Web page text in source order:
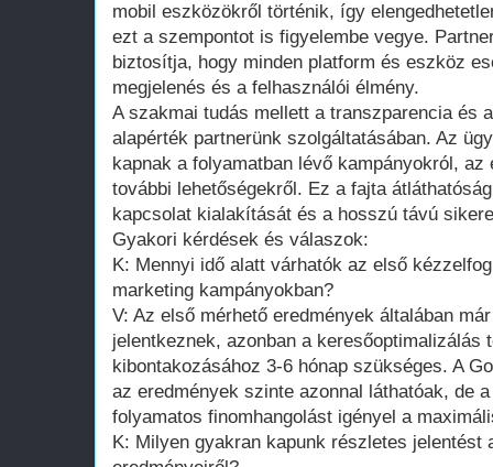
mobil eszközökről történik, így
ezt a szempontot is figyelembe vegye.
biztosítja, hogy minden platform és eszköz
megjelenés és a felhasználói élmény.
A szakmai tudás mellett a transzparencia és
alapérték partnerünk szolgáltatásában. Az
kapnak a folyamatban lévő kampányokról,
további lehetőségekről. Ez a fajta
kapcsolat kialakítását és a hosszú távú
Gyakori kérdések és válaszok:
K: Mennyi idő alatt várhatók az első
marketing kampányokban?
V: Az első mérhető eredmények általában
jelentkeznek, azonban a keresőoptimalizálás
kibontakozásához 3-6 hónap szükséges. A
az eredmények szinte azonnal láthatóak, de
folyamatos finomhangolást igényel a
K: Milyen gyakran kapunk részletes jelentést